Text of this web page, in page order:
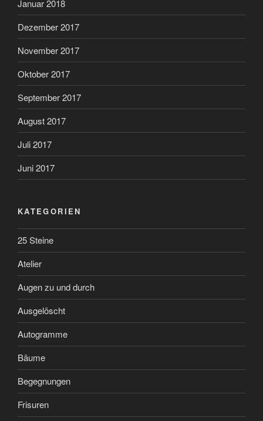
Januar 2018
Dezember 2017
November 2017
Oktober 2017
September 2017
August 2017
Juli 2017
Juni 2017
KATEGORIEN
25 Steine
Atelier
Augen zu und durch
Ausgelöscht
Autogramme
Bäume
Begegnungen
Frisuren